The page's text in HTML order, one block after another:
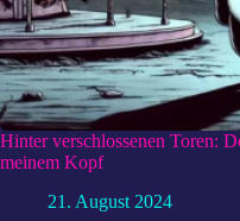
Hinter verschlossenen Toren:
meinem Kopf
21. August 2024